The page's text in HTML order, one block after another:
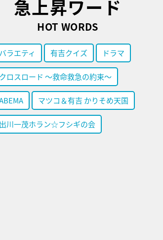
急上昇ワード
HOT WORDS
バラエティ 有吉クイズ ドラマ
クロスロード ～救命救急の約束～
マツコ＆有吉 かりそめ天国
出川一茂ホラン☆フシギの会